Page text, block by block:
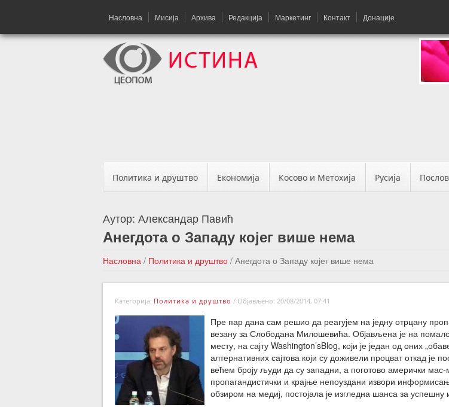
Насловна Мисија Архива Редакција Маркетинг Контакт Донације
Политика и друштво Економија Косово и Метохија Русија
Аутор: Александар Павић
Анегдота о Западу којег више нема
Насловна / Политика и друштво / Анегдота о Западу којег више нема
Категорија: Политика и друштво / Објављено: 20/08/2014, 07:41
Пре пар дана сам решио да реагујем на једну отрцану
везану за Слободана Милошевића. Објављена је на
месту, на сајту Washington’sBlog, који је један од оних
алтернативних сајтова који су доживели процват откад је
већем броју људи да су западни, а поготово амерички мас-
пропагандистички и крајње непоуздани извори
обзиром на медиј, постојала је изгледна шанса за успешну